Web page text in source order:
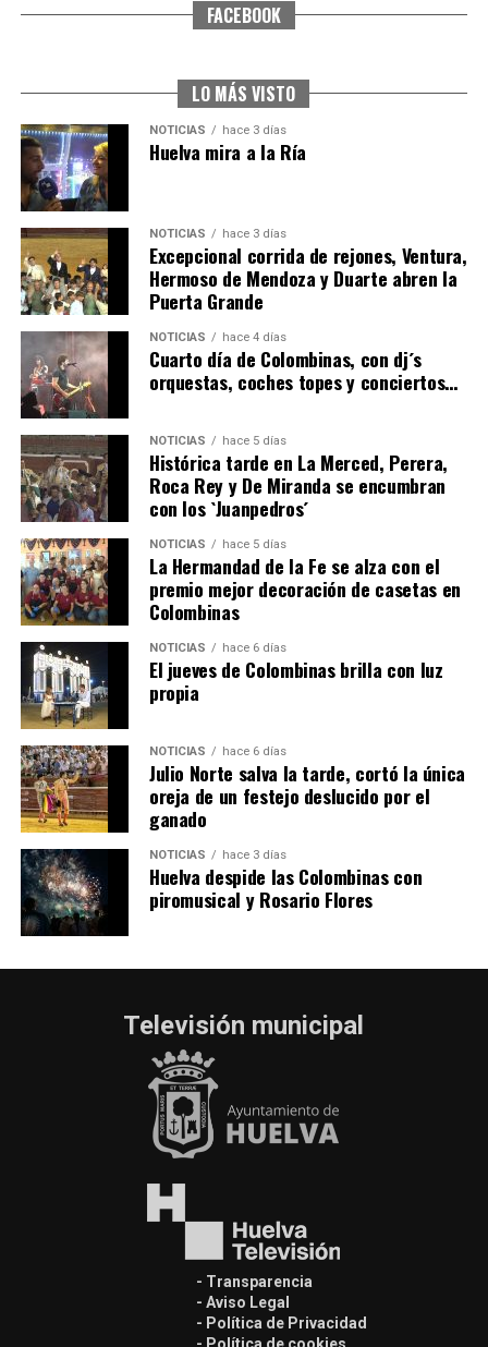
SEXTA CORRIDA DE LAS FIESTAS COLOMBINAS
6º DÍA DE LAS FIESTAS COLOMBINAS 2026
hace 3 días Huelvatv
QUINTA CORRIDA DE LAS FIESTAS COLOMBINAS
2026
hace 3 días· Huelvatv
FACEBOOK
LO MÁS VISTO
NOTICIAS hace 3 días
Huelva mira a la Ría
NOTICIAS hace 3 días
Excepcional corrida de rejones, Ventura,
Hermoso de Mendoza y Duarte abren la
Puerta Grande
NOTICIAS hace 4 días
Cuarto día de Colombinas, con dj´s
orquestas, coches topes y conciertos…
NOTICIAS hace 5 días
Histórica tarde en La Merced, Perera,
Roca Rey y De Miranda se encumbran
con los `Juanpedros´
NOTICIAS hace 5 días
La Hermandad de la Fe se alza con el
premio mejor decoración de casetas en
Colombinas
NOTICIAS hace 6 días
El jueves de Colombinas brilla con luz
propia
NOTICIAS hace 6 días
Julio Norte salva la tarde, cortó la única
oreja de un festejo deslucido por el
ganado
NOTICIAS hace 3 días
Huelva despide las Colombinas con
piromusical y Rosario Flores
Televisión municipal
- Transparencia
- Aviso Legal
- Política de Privacidad